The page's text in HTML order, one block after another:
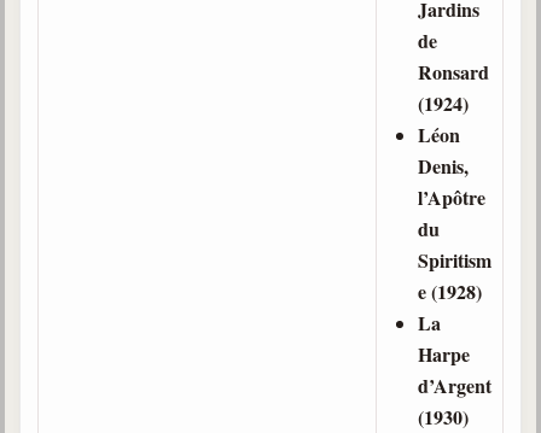
Jardins
de
Ronsard
(1924)
Léon
Denis,
l’Apôtre
du
Spiritism
e (1928)
La
Harpe
d’Argent
(1930)